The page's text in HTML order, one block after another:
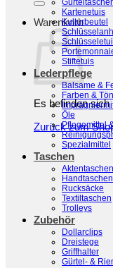
Warenkorb
Es befinden
Zurück zum
Kartenetuis
Kulturbeutel
Stiftetuis
Lederpflege
Balsame &
Farben &
Öle
Pflegemittel
Spezialmittel
Taschen
Aktentaschen
Handtaschen
Rucksäcke
Textiltaschen
Trolleys
Zubehör
Dollarclips
Dreistege
Griffhalter
Gürtel- &